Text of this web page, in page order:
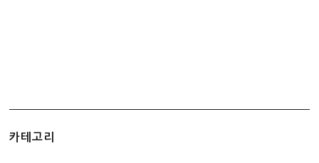
입
카테고리